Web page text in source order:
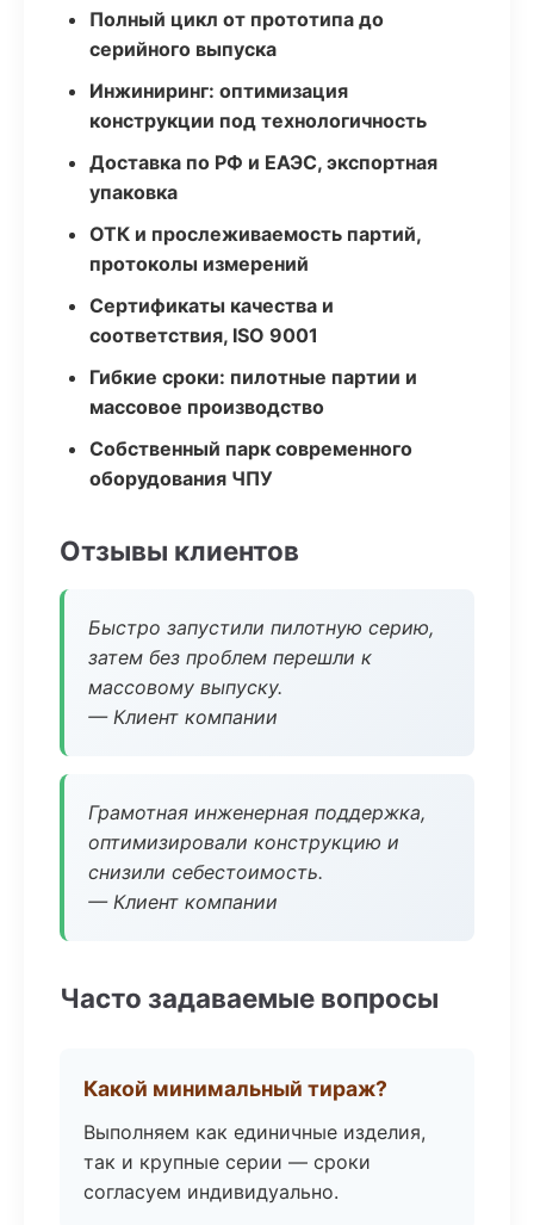
Полный цикл от прототипа до
серийного выпуска
Инжиниринг: оптимизация
конструкции под технологичность
Доставка по РФ и ЕАЭС, экспортная
упаковка
ОТК и прослеживаемость партий,
протоколы измерений
Сертификаты качества и
соответствия, ISO 9001
Гибкие сроки: пилотные партии и
массовое производство
Собственный парк современного
оборудования ЧПУ
Отзывы клиентов
Быстро запустили пилотную серию,
затем без проблем перешли к
массовому выпуску.
— Клиент компании
Грамотная инженерная поддержка,
оптимизировали конструкцию и
снизили себестоимость.
— Клиент компании
Часто задаваемые вопросы
Какой минимальный тираж?
Выполняем как единичные изделия,
так и крупные серии — сроки
согласуем индивидуально.